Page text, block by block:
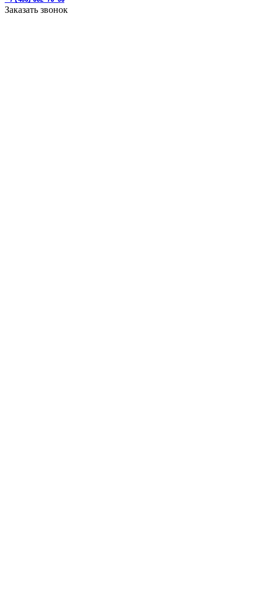
Заказать звонок